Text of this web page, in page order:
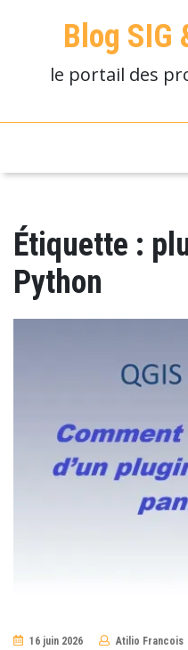
Blog SIG
le portail des
Étiquette :
Python
16 juin 2026 Atilio Francois